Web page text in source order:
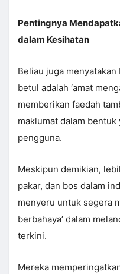
Pentingnya
dalam Kesihatan
Beliau juga
betul adalah ‘amat
memberikan faedah
maklumat dalam
pengguna.
Meskipun demikian,
pakar, dan bos dalam
menyeru untuk segera
berbahaya’ dalam
terkini.
Mereka